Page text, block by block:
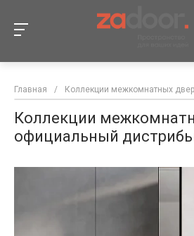
Главная / Коллекции межкомнатных
Коллекции
официальный